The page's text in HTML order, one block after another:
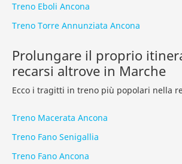
Treno Eboli Ancona
Treno Torre Annunziata Ancona
Prolungare il proprio
recarsi altrove in Marche
Ecco i tragitti in treno più popolari nella
Treno Macerata Ancona
Treno Fano Senigallia
Treno Fano Ancona